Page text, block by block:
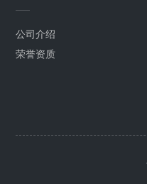
公司介绍
荣誉资质